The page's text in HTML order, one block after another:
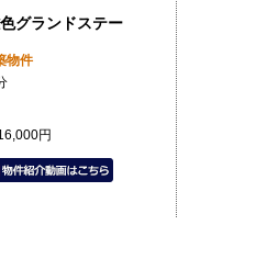
グランドステー
物件
円